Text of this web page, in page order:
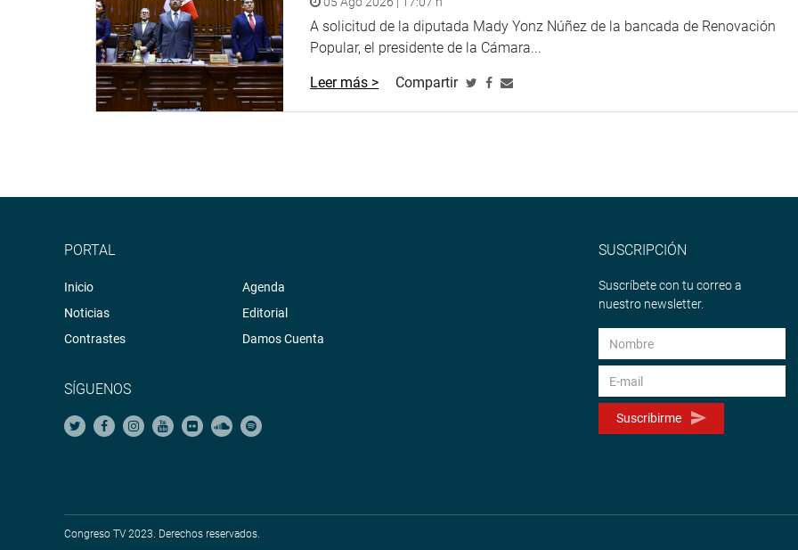
A solicitud de la diputada Mady Yonz Núñez de la bancada de Renovación
Popular, el presidente de la Cámara...
Leer más > Compartir
PORTAL
Inicio
Noticias
Contrastes
Agenda
Editorial
Damos Cuenta
SÍGUENOS
SUSCRIPCIÓN
Suscríbete con tu correo a
nuestro newsletter.
Suscribirme
Congreso TV 2023. Derechos reservados.